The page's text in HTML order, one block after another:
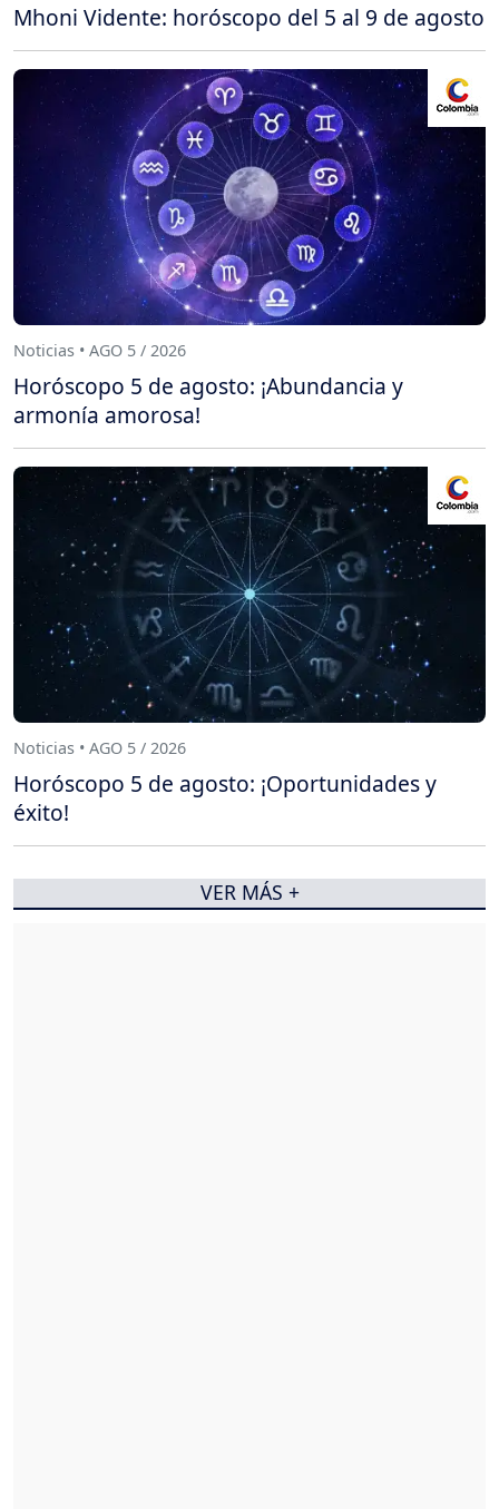
Mhoni Vidente: horóscopo del 5 al 9 de agosto
Noticias • AGO 5 / 2026
Horóscopo 5 de agosto: ¡Abundancia y
armonía amorosa!
Noticias • AGO 5 / 2026
Horóscopo 5 de agosto: ¡Oportunidades y
éxito!
VER MÁS +